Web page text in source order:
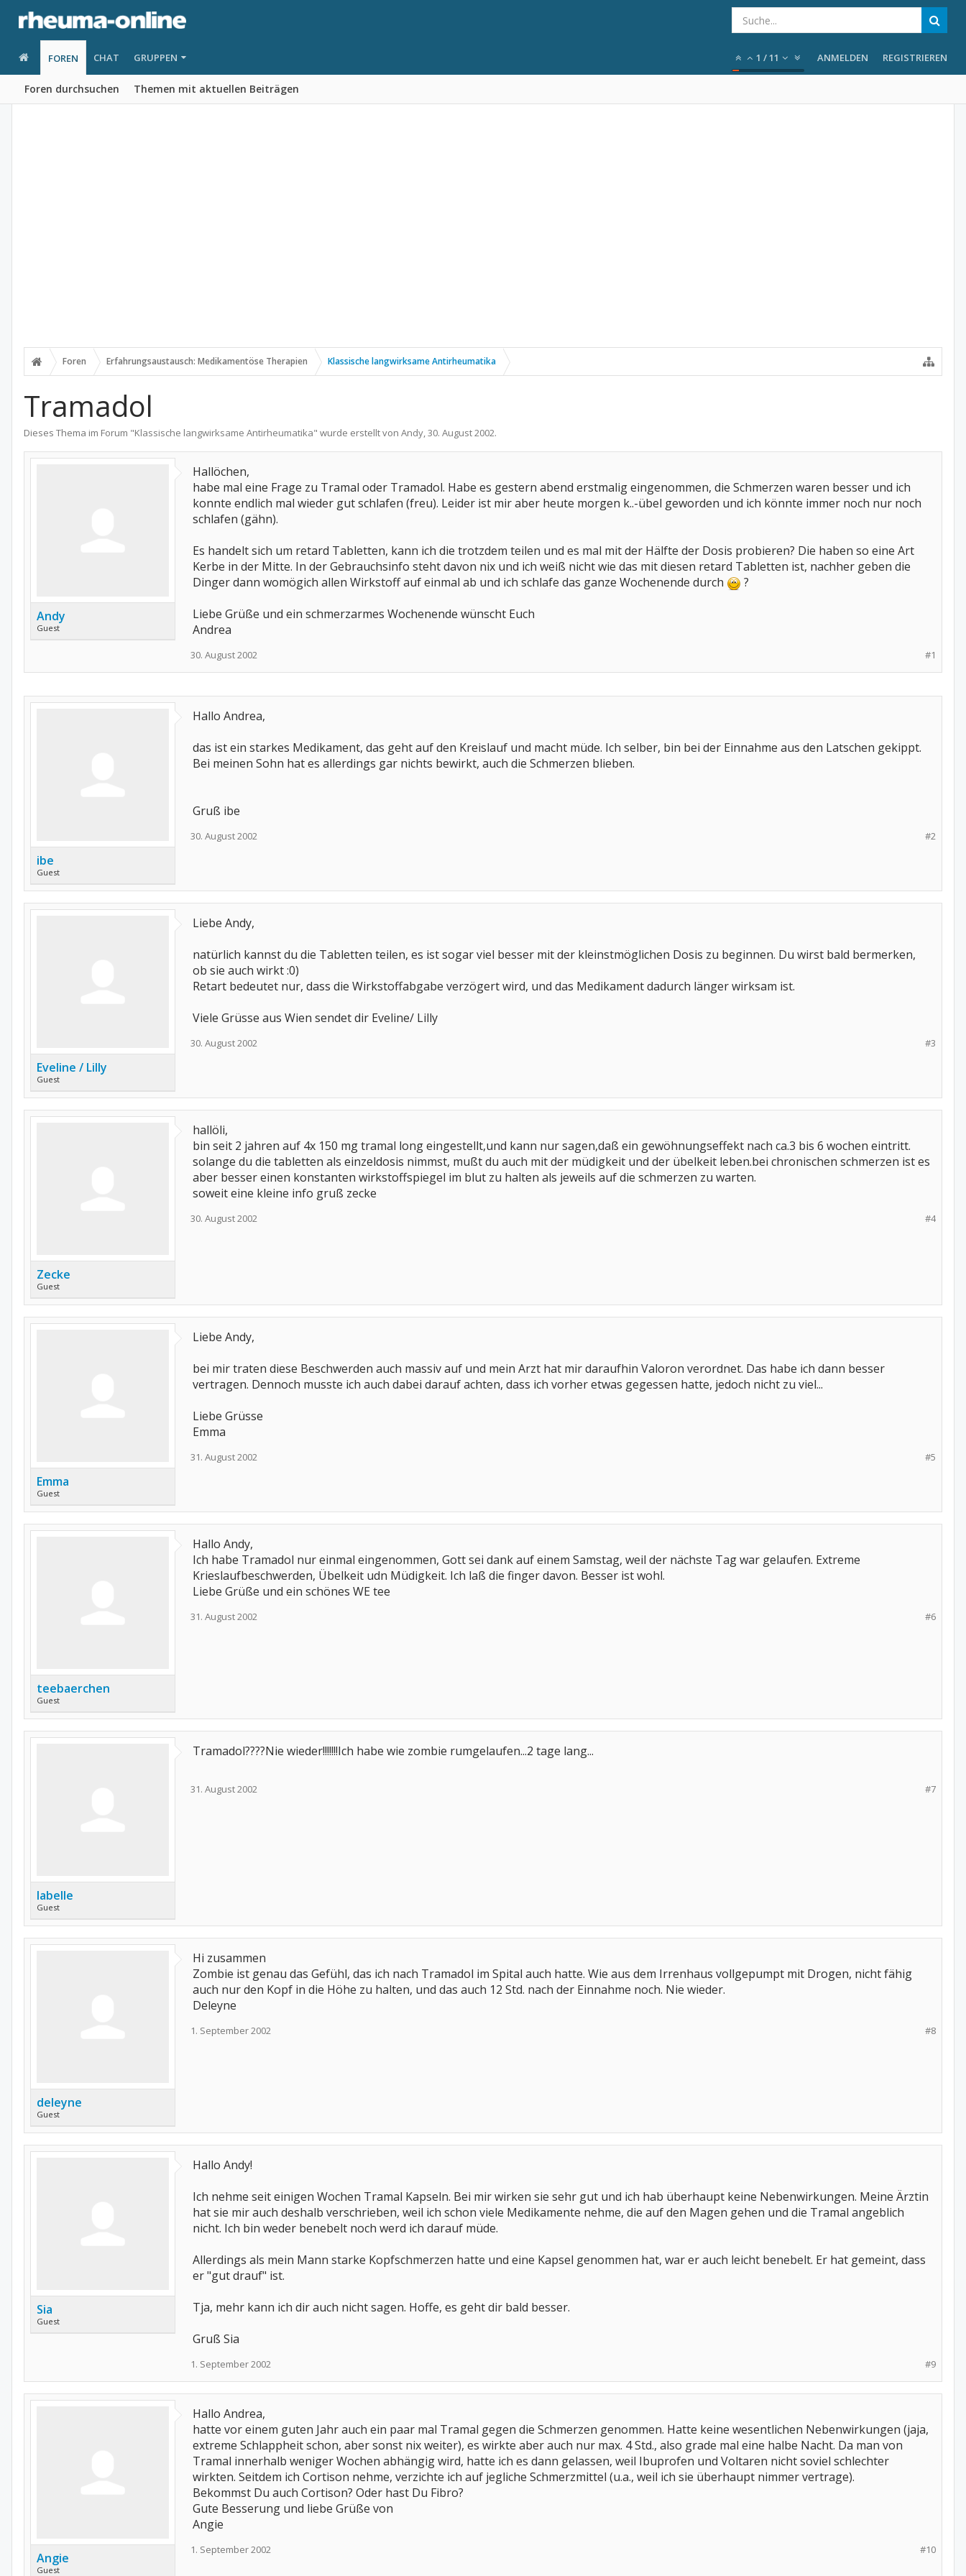
FOREN
Foren durchsuchen Themen mit aktuellen Beiträgen
CHAT GRUPPEN 1 /11 ANMELDEN REGISTRIEREN
Foren Erfahrungsaustausch: Medikamentöse Therapien Klassische langwirksame Antirheumatika
Tramadol
Dieses Thema im Forum "Klassische langwirksame Antirheumatika" wurde erstellt von Andy,30. August 2002.
Andy
Guest
Hallöchen,
habe mal eine Frage zu Tramal oder Tramadol. Habe es gestern abend erstmalig eingenommen, die Schmerzen waren besser und ich
konnte endlich mal wieder gut schlafen (freu). Leider ist mir aber heute morgen k..-übel geworden und ich könnte immer noch nur noch
schlafen (gähn).
Es handelt sich um retard Tabletten, kann ich die trotzdem teilen und es mal mit der Hälfte der Dosis probieren? Die haben so eine Art
Kerbe in der Mitte. In der Gebrauchsinfo steht davon nix und ich weiß nicht wie das mit diesen retard Tabletten ist, nachher geben die
Dinger dann womögich allen Wirkstoff auf einmal ab und ich schlafe das ganze Wochenende durch
?
Liebe Grüße und ein schmerzarmes Wochenende wünscht Euch
Andrea
#1
30. August 2002
ibe
Guest
Hallo Andrea,
das ist ein starkes Medikament, das geht auf den Kreislauf und macht müde. Ich selber, bin bei der Einnahme aus den Latschen gekippt.
Bei meinen Sohn hat es allerdings gar nichts bewirkt, auch die Schmerzen blieben.
Gruß ibe
#2
30. August 2002
Eveline / Lilly
Guest
Liebe Andy,
natürlich kannst du die Tabletten teilen, es ist sogar viel besser mit der kleinstmöglichen Dosis zu beginnen. Du wirst bald bermerken,
ob sie auch wirkt :0)
Retart bedeutet nur, dass die Wirkstoffabgabe verzögert wird, und das Medikament dadurch länger wirksam ist.
Viele Grüsse aus Wien sendet dir Eveline/ Lilly
#3
30. August 2002
Zecke
Guest
hallöli,
bin seit 2 jahren auf 4x 150 mg tramal long eingestellt,und kann nur sagen,daß ein gewöhnungseffekt nach ca.3 bis 6 wochen eintritt.
solange du die tabletten als einzeldosis nimmst, mußt du auch mit der müdigkeit und der übelkeit leben.bei chronischen schmerzen ist es
aber besser einen konstanten wirkstoffspiegel im blut zu halten als jeweils auf die schmerzen zu warten.
soweit eine kleine info gruß zecke
#4
30. August 2002
Emma
Guest
Liebe Andy,
bei mir traten diese Beschwerden auch massiv auf und mein Arzt hat mir daraufhin Valoron verordnet. Das habe ich dann besser
vertragen. Dennoch musste ich auch dabei darauf achten, dass ich vorher etwas gegessen hatte, jedoch nicht zu viel...
Liebe Grüsse
Emma
#5
31. August 2002
teebaerchen
Guest
Hallo Andy,
Ich habe Tramadol nur einmal eingenommen, Gott sei dank auf einem Samstag, weil der nächste Tag war gelaufen. Extreme
Krieslaufbeschwerden, Übelkeit udn Müdigkeit. Ich laß die finger davon. Besser ist wohl.
Liebe Grüße und ein schönes WE tee
#6
31. August 2002
labelle
Guest
Tramadol????Nie wieder!!!!!!!Ich habe wie zombie rumgelaufen...2 tage lang...
#7
31. August 2002
deleyne
Guest
Hi zusammen
Zombie ist genau das Gefühl, das ich nach Tramadol im Spital auch hatte. Wie aus dem Irrenhaus vollgepumpt mit Drogen, nicht fähig
auch nur den Kopf in die Höhe zu halten, und das auch 12 Std. nach der Einnahme noch. Nie wieder.
Deleyne
#8
1. September 2002
Sia
Guest
Hallo Andy!
Ich nehme seit einigen Wochen Tramal Kapseln. Bei mir wirken sie sehr gut und ich hab überhaupt keine Nebenwirkungen. Meine Ärztin
hat sie mir auch deshalb verschrieben, weil ich schon viele Medikamente nehme, die auf den Magen gehen und die Tramal angeblich
nicht. Ich bin weder benebelt noch werd ich darauf müde.
Allerdings als mein Mann starke Kopfschmerzen hatte und eine Kapsel genommen hat, war er auch leicht benebelt. Er hat gemeint, dass
er "gut drauf" ist.
Tja, mehr kann ich dir auch nicht sagen. Hoffe, es geht dir bald besser.
Gruß Sia
#9
1. September 2002
Angie
Guest
Hallo Andrea,
hatte vor einem guten Jahr auch ein paar mal Tramal gegen die Schmerzen genommen. Hatte keine wesentlichen Nebenwirkungen (jaja,
extreme Schlappheit schon, aber sonst nix weiter), es wirkte aber auch nur max. 4 Std., also grade mal eine halbe Nacht. Da man von
Tramal innerhalb weniger Wochen abhängig wird, hatte ich es dann gelassen, weil Ibuprofen und Voltaren nicht soviel schlechter
wirkten. Seitdem ich Cortison nehme, verzichte ich auf jegliche Schmerzmittel (u.a., weil ich sie überhaupt nimmer vertrage).
Bekommst Du auch Cortison? Oder hast Du Fibro?
Gute Besserung und liebe Grüße von
Angie
#10
1. September 2002